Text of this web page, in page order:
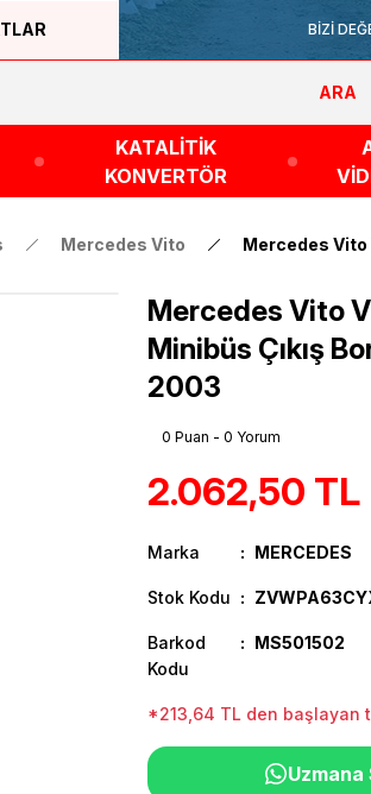
BİZİ
ARA
KATALİTİK
KONVERTÖR
Mercedes Vito Mercedes Vito
Mercedes Vito
Minibüs Çıkış
2003
0 Puan - 0 Yorum
2.062,50 TL
Marka MERCEDES
Stok Kodu
Barkod
Kodu
MS501502
*213,64 TL den başlayan
Uzmana